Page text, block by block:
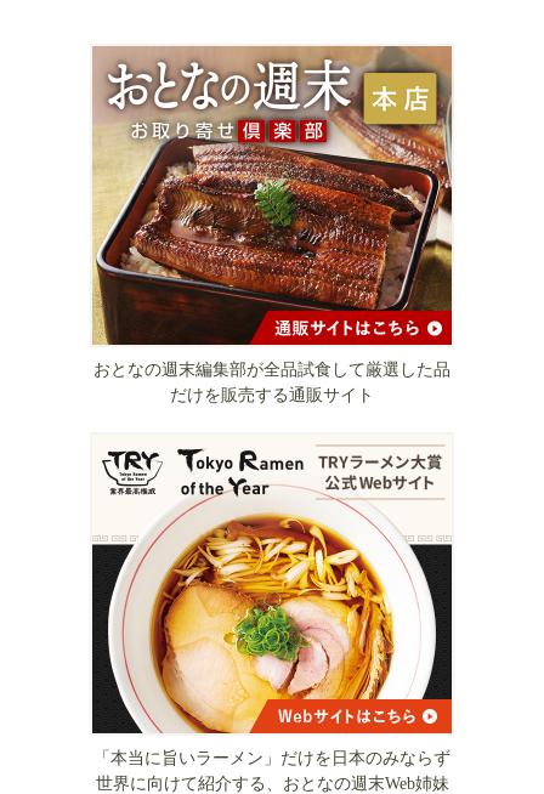
おとなの週末編集部が全品試食して厳選した品
だけを販売する通販サイト
「本当に旨いラーメン」だけを日本のみならず
世界に向けて紹介する、おとなの週末Web姉妹